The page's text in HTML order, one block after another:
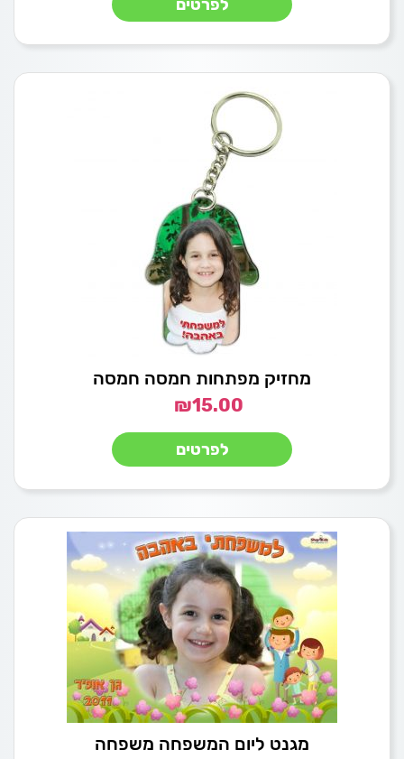
לפרטים
מחזיק מפתחות חמסה חמסה
₪15.00
לפרטים
מגנט ליום המשפחה משפחה